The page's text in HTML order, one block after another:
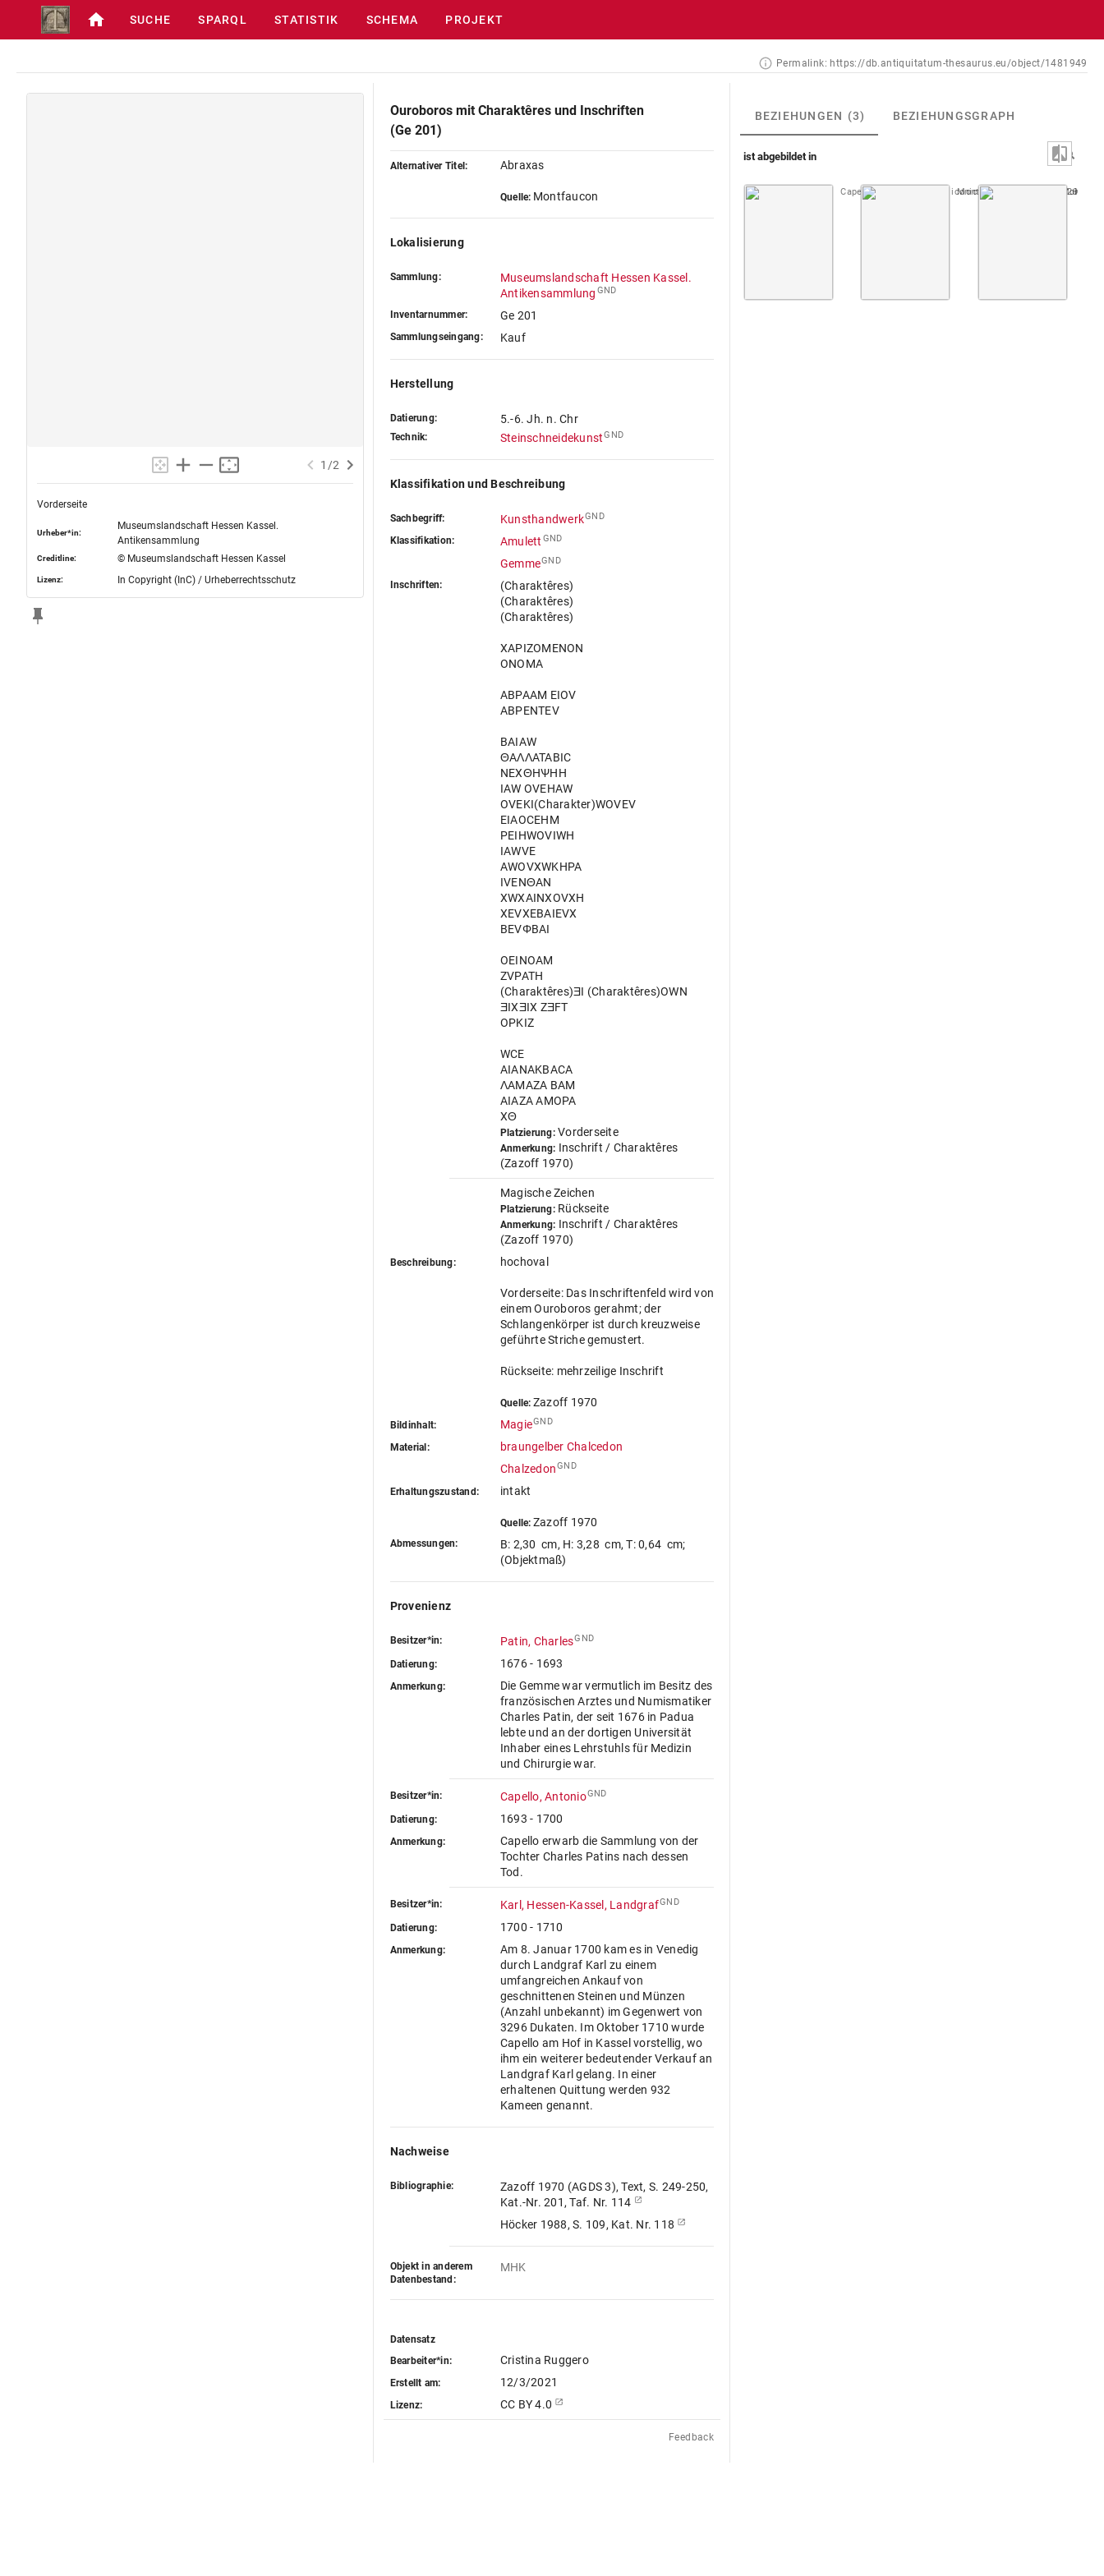
SUCHE SPARQL STATISTIK SCHEMA PROJEKT
Permalink: https://db.antiquitatum-thesaurus.eu/object/1481949
1 /2
Vorderseite
Urheber*in:
Museumslandschaft Hessen Kassel.
Antikensammlung
Creditline: © Museumslandschaft Hessen Kassel
Lizenz: In Copyright (InC) / Urheberrechtsschutz
Ouroboros mit Charaktêres und Inschriften
(Ge 201)
Alternativer Titel: Abraxas
Quelle: Montfaucon
Lokalisierung
Sammlung:
Museumslandschaft Hessen Kassel.
Antikensammlung GND
Inventarnummer: Ge 201
Sammlungseingang: Kauf
Herstellung
Datierung: 5.-6. Jh. n. Chr
Technik: SteinschneidekunstGND
Klassifikation und Beschreibung
Sachbegriff: KunsthandwerkGND
Klassifikation: Amulett GND
GemmeGND
Inschriften:
(Charaktêres)
(Charaktêres)
(Charaktêres)
XAPIZOMENON
ONOMA
ABPAAM EIOV
ABPENTEV
BAIAW
ΘAΛΛATABIC
NEXΘHѰHH
IAW OVEHAW
OVEKI(Charakter)WOVEV
EIAOCEHM
PEIHWOVIWH
IAWVE
AWOVXWKHPA
IVENΘAN
XWXAINXOVXH
XEVXEBAIEVX
BEVΦBAI
OEINOAM
ZVPATH
(Charaktêres)ƎI (Charaktêres)OWN
ƎIXƎIX ZƎFT
OPKIZ
WCE
AIANAKBACA
ΛAMAZA BAM
AIAZA AMOPA
XΘ
Platzierung:Vorderseite
Anmerkung: Inschrift / Charaktêres
(Zazoff 1970)
Magische Zeichen
Platzierung:Rückseite
Anmerkung: Inschrift / Charaktêres
(Zazoff 1970)
Beschreibung: hochoval
Vorderseite: Das Inschriftenfeld wird von
einem Ouroboros gerahmt; der
Schlangenkörper ist durch kreuzweise
geführte Striche gemustert.
Rückseite: mehrzeilige Inschrift
Quelle: Zazoff 1970
Bildinhalt: MagieGND
Material:
braungelber Chalcedon
ChalzedonGND
Erhaltungszustand: intakt
Quelle: Zazoff 1970
Abmessungen: B: 2,30 cm, H: 3,28 cm,T: 0,64 cm;
(Objektmaß)
Provenienz
Besitzer*in: Patin, CharlesGND
Datierung: 1676 - 1693
Anmerkung:
Die Gemme war vermutlich im Besitz des
französischen Arztes und Numismatiker
Charles Patin, der seit 1676 in Padua
lebte und an der dortigen Universität
Inhaber eines Lehrstuhls für Medizin
und Chirurgie war.
Besitzer*in: Capello, AntonioGND
Datierung: 1693 - 1700
Anmerkung:
Capello erwarb die Sammlung von der
Tochter Charles Patins nach dessen
Tod.
Besitzer*in: Karl, Hessen-Kassel, LandgrafGND
Datierung: 1700 - 1710
Anmerkung:
Am 8. Januar 1700 kam es in Venedig
durch Landgraf Karl zu einem
umfangreichen Ankauf von
geschnittenen Steinen und Münzen
(Anzahl unbekannt) im Gegenwert von
3296 Dukaten. Im Oktober 1710 wurde
Capello am Hof in Kassel vorstellig, wo
ihm ein weiterer bedeutender Verkauf an
Landgraf Karl gelang. In einer
erhaltenen Quittung werden 932
Kameen genannt.
Nachweise
Bibliographie:
Zazoff 1970 (AGDS 3), Text, S. 249-250,
Kat.-Nr. 201, Taf. Nr. 114
Höcker 1988, S. 109, Kat. Nr. 118
Objekt in anderem
Datenbestand:
MHK
Datensatz
Bearbeiter*in:
Cristina Ruggero
Erstellt am: 12/3/2021
Lizenz: CC BY 4.0
Feedback
BEZIEHUNGEN (3) BEZIEHUNGSGRAPH
ist abgebildet in
Capello 1702 (Prodromus iconicus) Taf. [05], Nr. 23-26
Montfaucon, Papiers de